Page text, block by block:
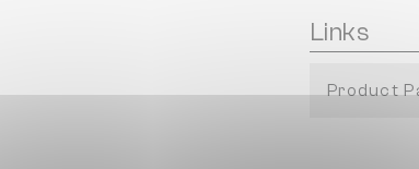
Links
Product